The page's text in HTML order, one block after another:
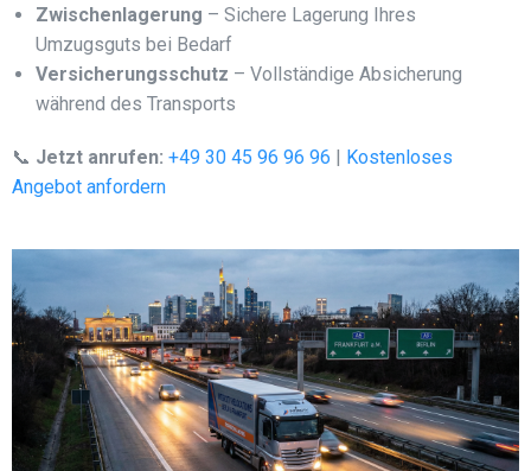
Zwischenlagerung – Sichere Lagerung Ihres
Umzugsguts bei Bedarf
Versicherungsschutz – Vollständige Absicherung
während des Transports
📞 Jetzt anrufen: +49 30 45 96 96 96 | Kostenloses
Angebot anfordern